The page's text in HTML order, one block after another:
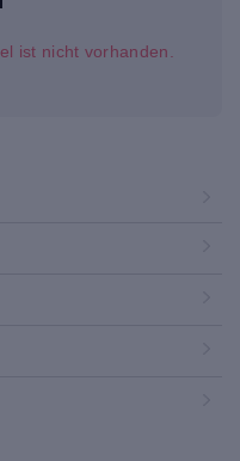
ist nicht vorhanden.